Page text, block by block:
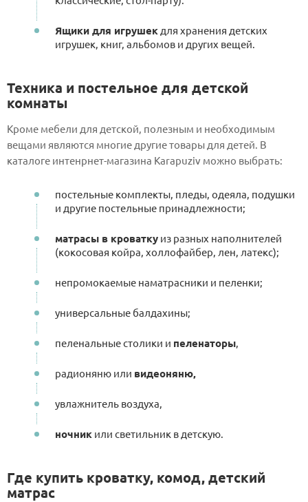
Ящики для игрушек для хранения детских
игрушек, книг, альбомов и других вещей.
Техника и постельное для детской
комнаты
Кроме мебели для детской, полезным и необходимым
вещами являются многие другие товары для детей. В
каталоге интенрнет-магазина Karapuziv можно выбрать:
постельные комплекты, пледы, одеяла, подушки
и другие постельные принадлежности;
матрасы в кроватку из разных наполнителей
(кокосовая койра, холлофайбер, лен, латекс);
непромокаемые наматрасники и пеленки;
универсальные балдахины;
пеленальные столики и пеленаторы
радионяню или видеоняню,
увлажнитель воздуха,
ночник или светильник в детскую.
Где купить кроватку, комод, детский
матрас